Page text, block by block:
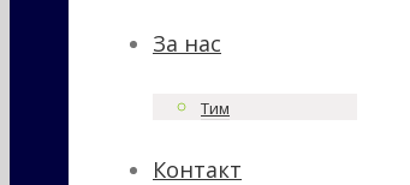
За нас
Тим
Контакт